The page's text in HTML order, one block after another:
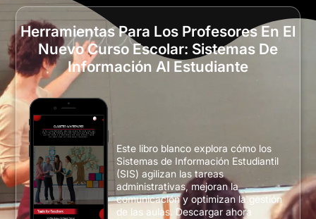
Herramientas Para Los Profesores En El
Nuevo Curso Escolar: Sistemas De
Información Al Estudiante
Este libro blanco explora cómo los
Sistemas de Información Estudiantil
(SIS) agilizan las tareas
administrativas, mejoran la
comunicación y optimizan la gestión
de las aulas. Descargar ahora